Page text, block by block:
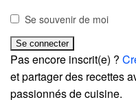
Se souvenir de moi
Pas encore inscrit(e) ?
et partager des recettes
passionnés de cuisine.